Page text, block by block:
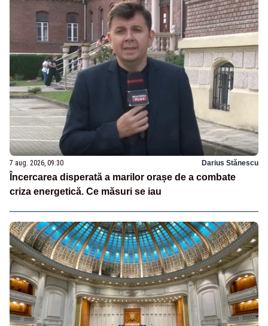
7 aug. 2026, 09:30 Darius Stănescu
Încercarea disperată a marilor orașe de a combate
criza energetică. Ce măsuri se iau